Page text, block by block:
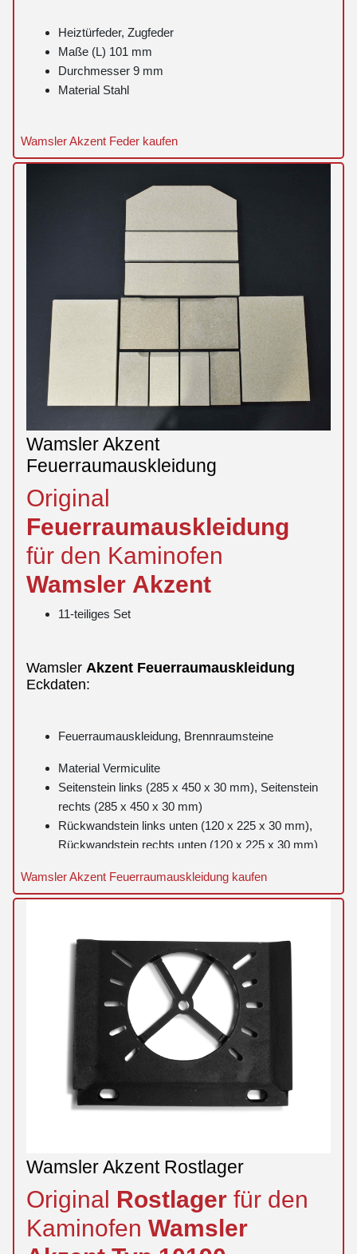
Heiztürfeder, Zugfeder
Maße (L) 101 mm
Durchmesser 9 mm
Material Stahl
Wamsler Akzent Feder kaufen
Wamsler Akzent
Feuerraumauskleidung
Original
Feuerraumauskleidung
für den Kaminofen
Wamsler Akzent
11-teiliges Set
Wamsler Akzent Feuerraumauskleidung
Eckdaten:
Feuerraumauskleidung, Brennraumsteine
Material Vermiculite
Seitenstein links (285 x 450 x 30 mm), Seitenstein
rechts (285 x 450 x 30 mm)
Rückwandstein links unten (120 x 225 x 30 mm),
Rückwandstein rechts unten (120 x 225 x 30 mm)
mm), Rückwandstein mittig rechts unten (120 x
225 x 30 mm)
Rückwandstein rechts oben (225 x 250 x 30 mm)
Zugumlenkung oben (507 x 130 x 30 mm),
Zugumlenkung unten (507 x 144 x 30 mm)
Zugumlenkung hinten (508 x 214 x 30 mm)
Wamsler Akzent Feuerraumauskleidung kaufen
Wamsler Akzent Rostlager
Original Rostlager für den
Kaminofen Wamsler